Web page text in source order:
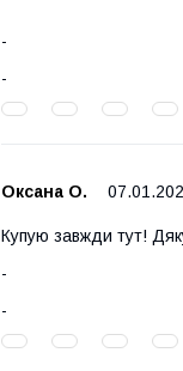
Оксана О.
Купую завжди тут!